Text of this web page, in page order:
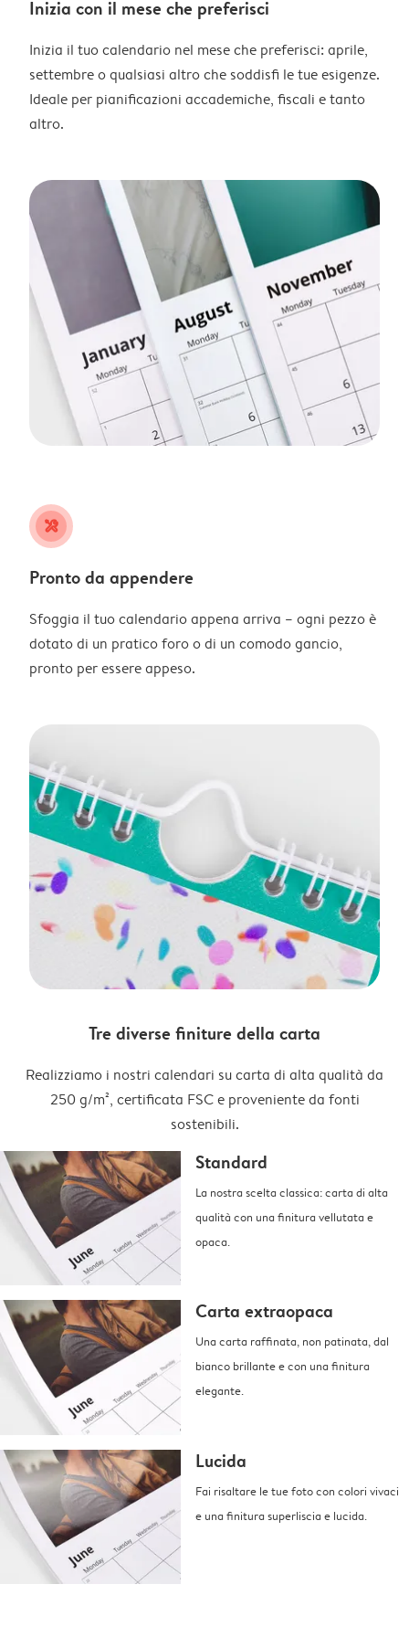
Inizia con il mese che preferisci
Inizia il tuo calendario nel mese che preferisci: aprile,
settembre o qualsiasi altro che soddisfi le tue esigenze.
Ideale per pianificazioni accademiche, fiscali e tanto
altro.
tools
Pronto da appendere
Sfoggia il tuo calendario appena arriva – ogni pezzo è
dotato di un pratico foro o di un comodo gancio,
pronto per essere appeso.
Tre diverse finiture della carta
Realizziamo i nostri calendari su carta di alta qualità da
250 g/m², certificata FSC e proveniente da fonti
sostenibili.
Standard
La nostra scelta classica: carta di alta
qualità con una finitura vellutata e
opaca.
Carta extraopaca
Una carta raffinata, non patinata, dal
bianco brillante e con una finitura
elegante.
Lucida
Fai risaltare le tue foto con colori vivaci
e una finitura superliscia e lucida.